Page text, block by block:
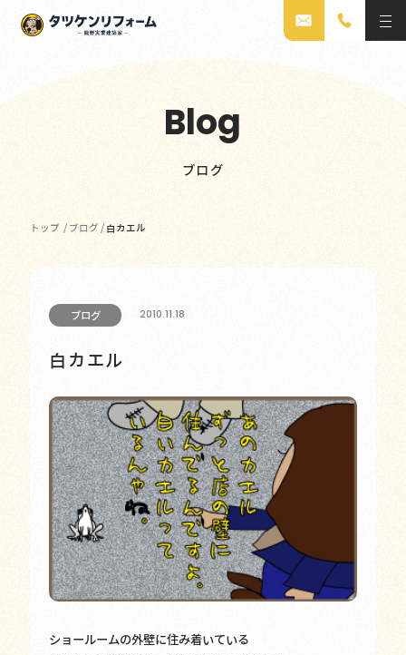
Blog
ブログ
トップ / ブログ / 白カエル
ブログ 2010.11.18
白カエル
ショールームの外壁に住み着いている